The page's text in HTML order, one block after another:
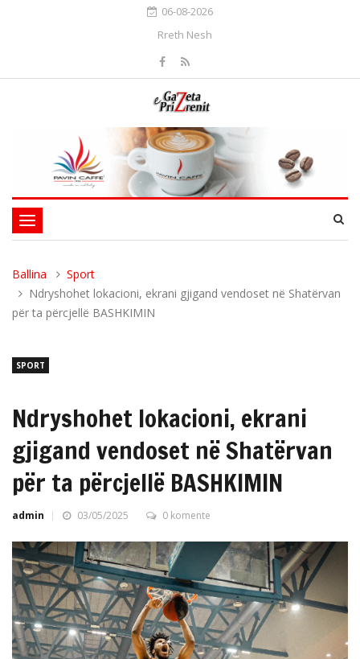
06-08-2026
Rreth Nesh
Toggle
navigation
Ballina
Sport
Ndryshohet lokacioni, ekrani gjigand vendoset në Shatërvan
për ta përcjellë BASHKIMIN
SPORT
Ndryshohet lokacioni, ekrani
gjigand vendoset në Shatërvan
për ta përcjellë BASHKIMIN
admin 03/05/2025 0 komente